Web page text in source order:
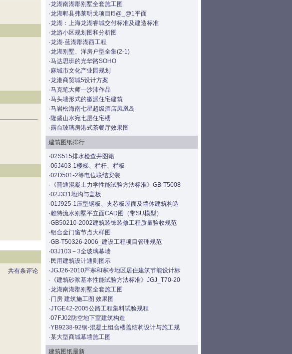
·龙湖南湖郡别墅全套施工图
·龙湖郫县弗莱明戈项目f5@_@1平面
·龙湖：上海龙湖睿城交付标准及建造标准
·龙游小区规划图和分析图
·龙湖·蓝湖郡湖西工程
·龙湖别墅、洋房户型全集(2-1)
·马达思班的光华路SOHO
·麻城市文化产业园规划
·龙港商贸城5设计方案
·马克笔大师—沙沛作品
·马头墙形式的徽派住宅建筑
·马岩松海南七星超级酒店凤凰岛
·隆盛山水宛七层住宅楼
·露台玻璃房港式茶餐厅效果图
建筑图纸排行
·02S515排水检查井图籍
·06J403-1楼梯、栏杆、栏板
·02D501-2等电位联结安装
· 《普通混凝土力学性能试验方法标准》GB-T5008
·02J331地沟与盖板
·01J925-1压型钢板、夹芯板屋面及墙体建筑构造
·赖特流水别墅平立面CAD图（带SU模型）
·GB50210-2002建筑装饰装修工程质量验收规范
·铝合金门窗节点大样图
·GB-T50326-2006_建设工程项目管理规范
·03J103－3全玻璃幕墙
· 民用建筑设计通则图示
·JGJ26-2010严寒和寒冷地区居住建筑节能设计标
· 《建筑砂浆基本性能试验方法标准》JGJ_T70-20
·龙湖南湖郡别墅全套施工图
·门房 建筑施工图 效果图
·JTGE42-2005公路工程集料试验规程
·07FJ02防空地下室建筑构造
·YB9238-92钢-混凝土组合楼盖结构设计与施工规
·某大型商城幕墙施工图
建筑图纸最新
共有条评论